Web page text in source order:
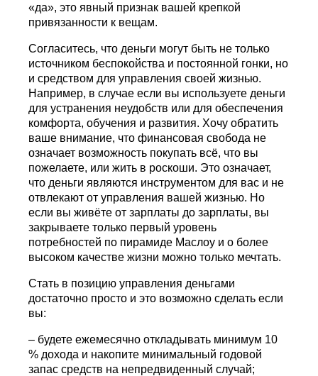
«да», это явный признак вашей крепкой
привязанности к вещам.
Согласитесь, что деньги могут быть не только
источником беспокойства и постоянной гонки, но
и средством для управления своей жизнью.
Например, в случае если вы используете деньги
для устранения неудобств или для обеспечения
комфорта, обучения и развития. Хочу обратить
ваше внимание, что финансовая свобода не
означает возможность покупать всё, что вы
пожелаете, или жить в роскоши. Это означает,
что деньги являются инструментом для вас и не
отвлекают от управления вашей жизнью. Но
если вы живёте от зарплаты до зарплаты, вы
закрываете только первый уровень
потребностей по пирамиде Маслоу и о более
высоком качестве жизни можно только мечтать.
Стать в позицию управления деньгами
достаточно просто и это возможно сделать если
вы:
– будете ежемесячно откладывать минимум 10
% дохода и накопите минимальный годовой
запас средств на непредвиденный случай;